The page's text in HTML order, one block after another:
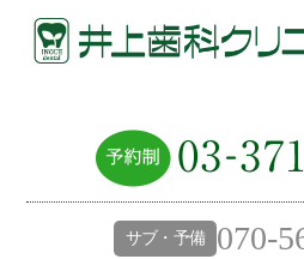
サブ・予備 070-